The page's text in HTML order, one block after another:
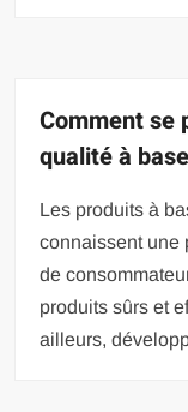
Comment se
qualité à
Les produits à
connaissent une
de
produits sûrs et
ailleurs,